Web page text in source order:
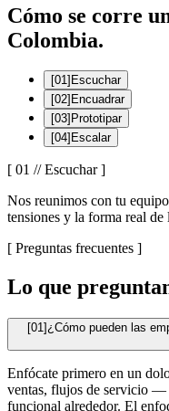
Cómo se corre
Colombia.
[01] Escuchar
[02] Encuadrar
[03] Prototipar
[04] Escalar
[ 01 //Escuchar]
Nos reunimos con tu
tensiones y la forma real de
[ Preguntas frecuentes ]
Lo que
[01]¿Cómo pueden las
Enfócate primero en un
ventas, flujos de servicio —
funcional alrededor. El